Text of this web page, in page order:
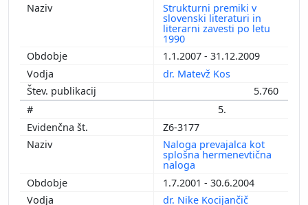
Strukturni premiki v
slovenski literaturi in
literarni zavesti po letu
1990
1.1.2007 - 31.12.2009
dr. Matevž Kos
5.760
5.
Z6-3177
Naloga prevajalca kot
splošna hermenevtična
naloga
1.7.2001 - 30.6.2004
dr. Nike Kocijančič